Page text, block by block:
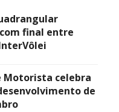
final entre
Motorista celebra
de